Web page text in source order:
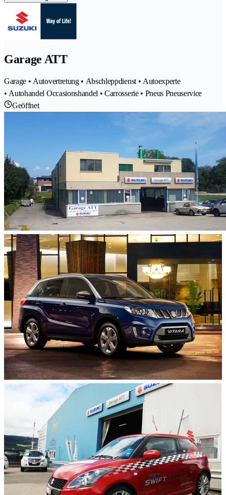
Garage ATT
Garage • Autovertretung • Abschleppdienst • Autoexperte
• Autohandel Occasionshandel • Carrosserie • Pneus Pneuservice
Geöffnet